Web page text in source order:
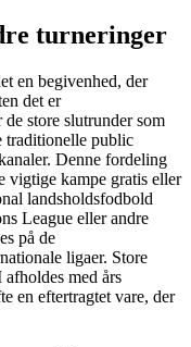
turneringer
en begivenhed, der
det er
store slutrunder som
public
Denne fordeling
vigtige kampe gratis eller
landsholdsfodbold
League eller andre
på de
ligaer. Store
med års
en eftertragtet vare, der